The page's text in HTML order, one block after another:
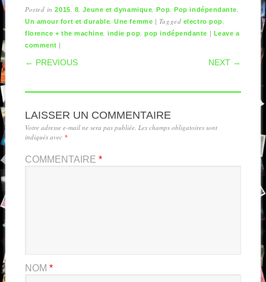
Posted in2015, 8,Jeune et dynamique,Pop,Pop indépendante,
Un amour fort et durable,Une femme | Tagged electro pop,
florence + the machine,indie pop,pop indépendante | Leave a
comment |
POST NAVIGATION
← PREVIOUS NEXT →
LAISSER UN COMMENTAIRE
Votre adresse e-mail ne sera pas publiée. Les champs obligatoires sont
indiqués avec *
COMMENTAIRE *
NOM *